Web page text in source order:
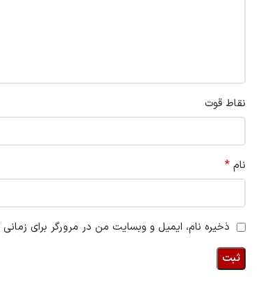
نقاط قوت
نام *
ذخیره نام، ایمیل و وبسایت من در مرورگر برای